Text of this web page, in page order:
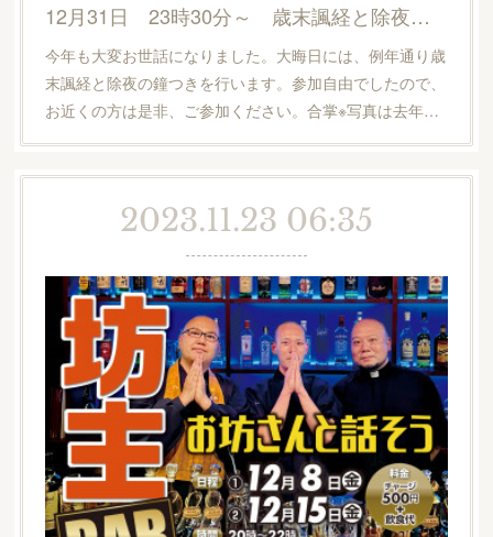
12月31日 23時30分～ 歳末諷経と除夜の鐘つき
今年も大変お世話になりました。大晦日には、例年通り歳
末諷経と除夜の鐘つきを行います。参加自由でしたので、
お近くの方は是非、ご参加ください。合掌※写真は去年…
2023.11.23 06:35